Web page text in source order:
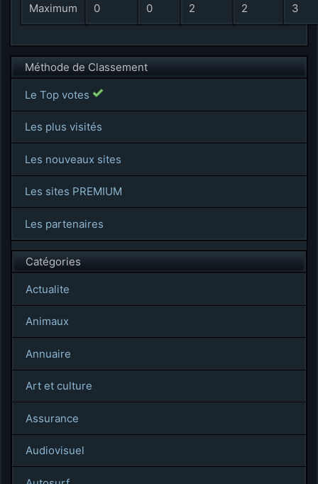
Maximum 0 0 2 2 3
Méthode de Classement
Le Top votes
Les plus visités
Les nouveaux sites
Les sites PREMIUM
Les partenaires
Catégories
Actualite
Animaux
Annuaire
Art et culture
Assurance
Audiovisuel